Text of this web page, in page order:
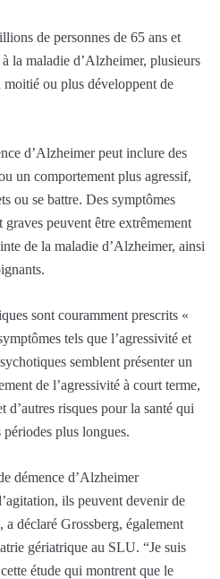
de personnes de 65 ans et
la maladie d’Alzheimer, plusieurs
ou plus développent de
d’Alzheimer peut inclure des
un comportement plus agressif,
ou se battre. Des symptômes
peuvent être extrêmement
de la maladie d’Alzheimer, ainsi
sont couramment prescrits «
tels que l’agressivité et
semblent présenter un
de l’agressivité à court terme,
d’autres risques pour la santé qui
plus longues.
démence d’Alzheimer
ils peuvent devenir de
déclaré Grossberg, également
gériatrique au SLU. “Je suis
étude qui montrent que le